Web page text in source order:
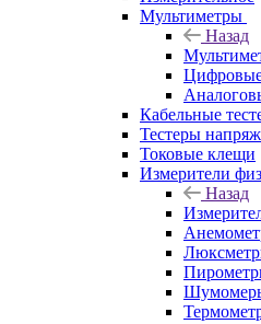
Мультиметры
Назад
Кабельные
Тестеры
Токовые клещи
Измерители
Назад